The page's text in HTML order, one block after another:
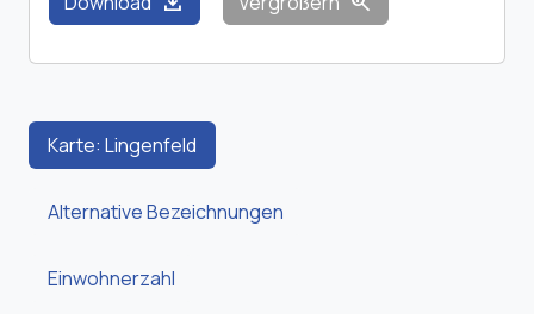
Karte: Lingenfeld
Alternative Bezeichnungen
Einwohnerzahl